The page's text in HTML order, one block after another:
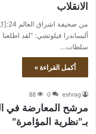
الانقلاب
أليساندرا فيلوتشي: “لقد
سلطات…
أكمل القراءة »
eshrag
0
88
مرشح المعارضة في
بـ"نظرية المؤامرة"